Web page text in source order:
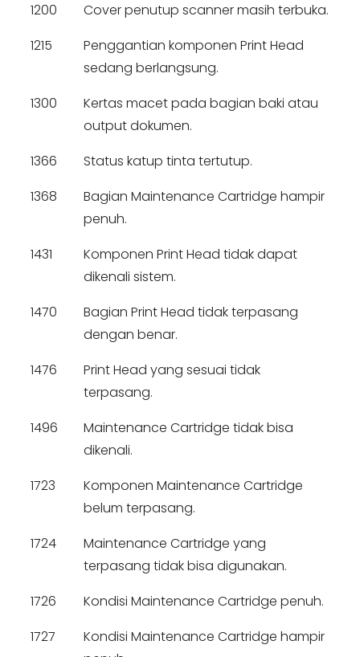
1200
Cover penutup scanner masih terbuka.
1215
Penggantian komponen Print Head
sedang berlangsung.
1300
Kertas macet pada bagian baki atau
output dokumen.
1366
Status katup tinta tertutup.
1368
Bagian Maintenance Cartridge hampir
penuh.
1431
Komponen Print Head tidak dapat
dikenali sistem.
1470
Bagian Print Head tidak terpasang
dengan benar.
1476
Print Head yang sesuai tidak
terpasang.
1496
Maintenance Cartridge tidak bisa
dikenali.
1723
Komponen Maintenance Cartridge
belum terpasang.
1724
Maintenance Cartridge yang
terpasang tidak bisa digunakan.
1726
Kondisi Maintenance Cartridge penuh.
1727
Kondisi Maintenance Cartridge hampir